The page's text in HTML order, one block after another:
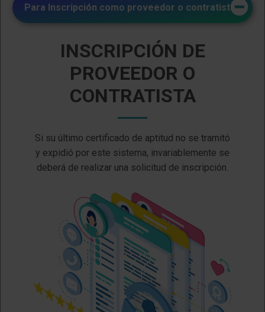
Para Inscripción como proveedor o contratista
INSCRIPCIÓN DE
PROVEEDOR O
CONTRATISTA
Si su último certificado de aptitud no se tramitó
y expidió por este sistema, invariablemente se
deberá de realizar una solicitud de inscripción.